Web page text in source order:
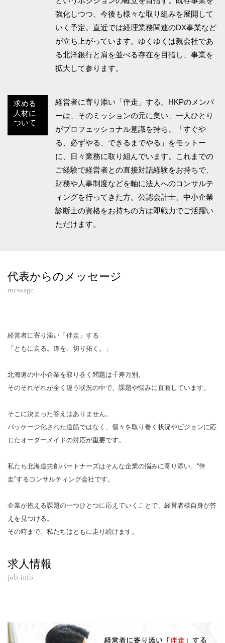
強化しつつ、今後も様々な取り組みを展開して
いく予定。直近では経理業務関連のDX事業など
が立ち上がっています。ゆくゆくは親会社であ
る北洋銀行と肩を並べる存在を目指し、事業を
拡大して参ります。
求める
人材に
ついて
経営者に寄り添い「伴走」する。HKPのメンバ
ーは、そのミッションの元に集い、一人ひとり
がプロフェッショナル意識を持ち、「すぐや
る、必ずやる、できるまでやる」をモットー
に、日々業務に取り組んでいます。これまでの
ご経験で経営者との直接対話経験をお持ちで、
財務や人事制度などを軸に法人へのコンサルテ
ィングを行ってきた方。公認会計士、中小企業
診断士の資格をお持ちの方は即戦力でご活躍い
ただけます。
代表からのメッセージ
message
経営者に寄り添い「伴走」する
「ともに走る。道を、切り拓く。」
北海道の中小企業を取り巻く問題は千差万別。
そのそれぞれが全く違う状況の中で、課題や悩みに直面しています。
そこに決まった答えはありません。
パッケージ化された道筋ではなく、個々を取り巻く状況やビジョンに応
じたオーダーメイドの対応が重要です。
私たち北海道共創パートナーズはそんな企業の悩みに寄り添い、“伴
走”するコンサルティング会社です。
企業が抱える課題の一つひとつに応えていくことで、経営者様自身が答
えを見つける。
その時まで、私たちはともに走り続けます。
求人情報
job info